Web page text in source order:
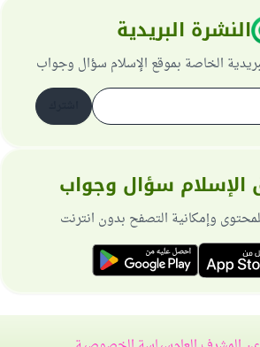
النشرة البريدية
الخاصة بموقع الإسلام سؤال وجواب
الإسلام سؤال وجواب
وإمكانية التصفح بدون انترنت